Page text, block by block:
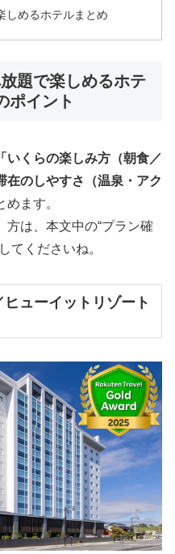
しめるホテルまとめ
題で楽しめるホテ
ポイント
「いくらの楽しみ方（朝食／
在のしやすさ（温泉・アク
めます。
方は、本文中の“プラン確
てくださいね。
ューイットリゾート